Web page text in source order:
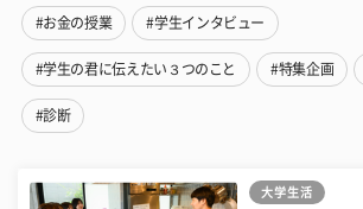
#お金の授業 #学生インタビュー
#学生の君に伝えたい３つのこと #特集企画
#診断
大学生活